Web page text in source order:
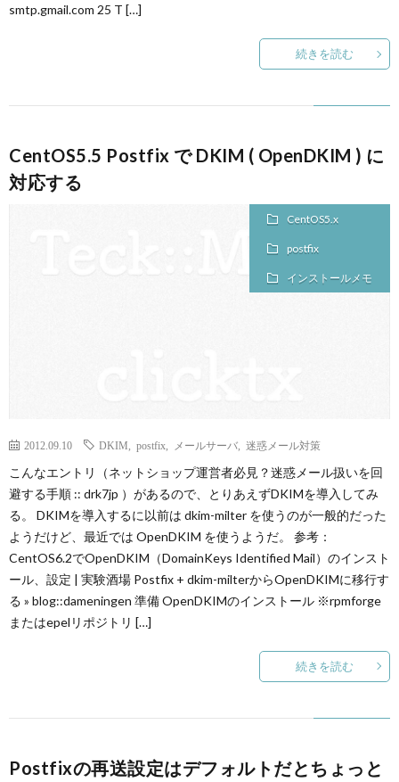
smtp.gmail.com 25 T […]
続きを読む
CentOS5.5 Postfix で DKIM ( OpenDKIM ) に
対応する
CentOS5.x
postfix
インストールメモ
2012.09.10 DKIM postfix メールサーバ 迷惑メール対策
こんなエントリ（ネットショップ運営者必見？迷惑メール扱いを回
避する手順 :: drk7jp ）があるので、とりあえずDKIMを導入してみ
る。 DKIMを導入するに以前は dkim-milter を使うのが一般的だった
ようだけど、最近では OpenDKIM を使うようだ。 参考：
CentOS6.2でOpenDKIM（DomainKeys Identified Mail）のインスト
ール、設定 | 実験酒場 Postfix + dkim-milterからOpenDKIMに移行す
る » blog::dameningen 準備 OpenDKIMのインストール ※rpmforge
またはepelリポジトリ […]
続きを読む
Postfixの再送設定はデフォルトだとちょっと